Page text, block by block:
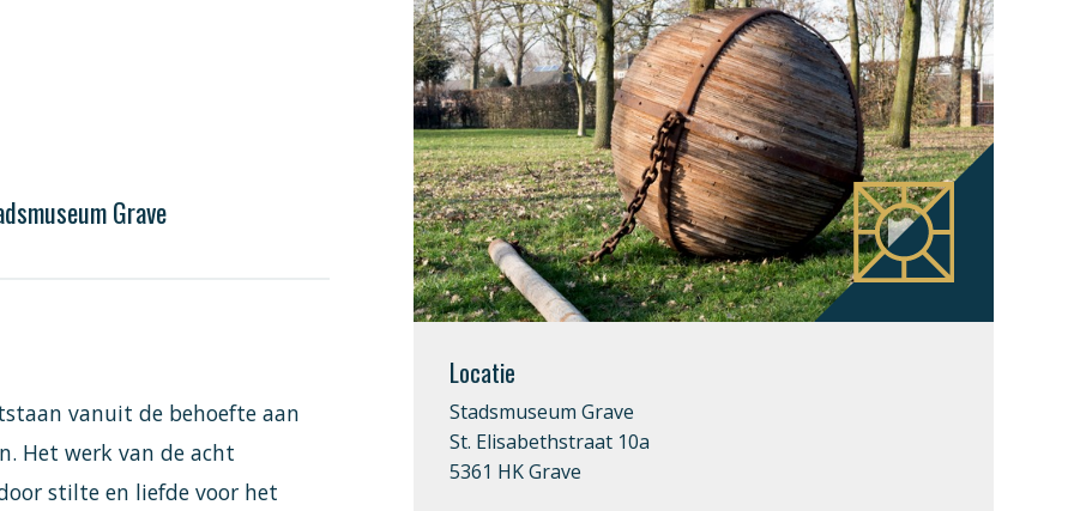
Grave
vanuit de behoefte aan
Het werk van de acht
stilte en liefde voor het
Locatie
Stadsmuseum Grave
St. Elisabethstraat 10a
5361 HK Grave